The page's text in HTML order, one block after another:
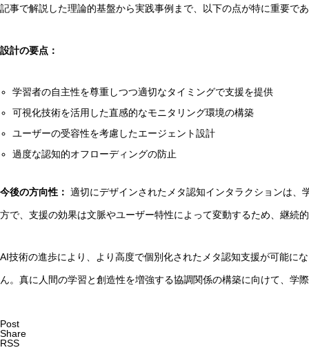
記事で解説した理論的基盤から実践事例まで、以下の点が特に重要で
設計の要点：
学習者の自主性を尊重しつつ適切なタイミングで支援を提供
可視化技術を活用した直感的なモニタリング環境の構築
ユーザーの受容性を考慮したエージェント設計
過度な認知的オフローディングの防止
今後の方向性： 適切にデザインされたメタ認知インタラクションは
方で、支援の効果は文脈やユーザー特性によって変動するため、継続
AI技術の進歩により、より高度で個別化されたメタ認知支援が可能に
ん。真に人間の学習と創造性を増強する協調関係の構築に向けて、学
Post
Share
RSS